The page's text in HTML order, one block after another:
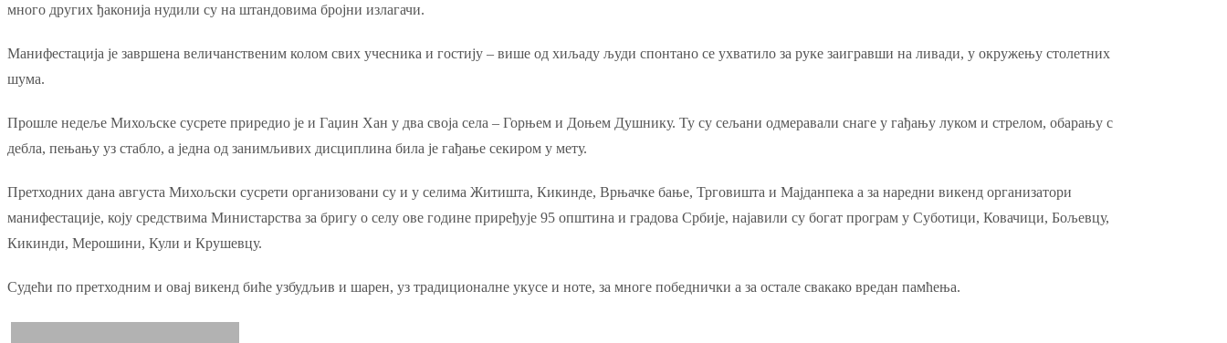
много других ђаконија нудили су на штандовима бројни излагачи.
Манифестација је завршена величанственим колом свих учесника и гостију – више од хиљаду људи спонтано се ухватило за руке заигравши на ливади, у окружењу столетних
шума.
Прошле недеље Михољске сусрете приредио је и Гаџин Хан у два своја села – Горњем и Доњем Душнику. Ту су сељани одмеравали снаге у гађању луком и стрелом, обарању с
дебла, пењању уз стабло, а једна од занимљивих дисциплина била је гађање секиром у мету.
Претходних дана августа Михољски сусрети организовани су и у селима Житишта, Кикинде, Врњачке бање, Трговишта и Мајданпека а за наредни викенд организатори
манифестације, коју средствима Министарства за бригу о селу ове године приређује 95 општина и градова Србије, најавили су богат програм у Суботици, Ковачици, Бољевцу,
Кикинди, Мерошини, Кули и Крушевцу.
Судећи по претходним и овај викенд биће узбудљив и шарен, уз традиционалне укусе и ноте, за многе победнички а за остале свакако вредан памћења.